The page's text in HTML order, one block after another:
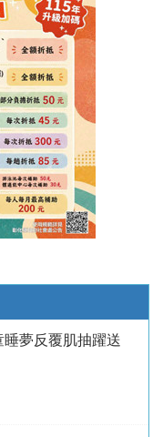
夢反覆肌抽躍送